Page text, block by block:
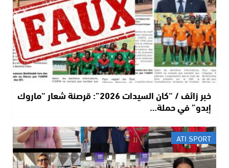
خبر زائف / “كان السيدات 2026”: قرصنة شعار “ماروك
إبدو” في حملة…
ATI SPORT